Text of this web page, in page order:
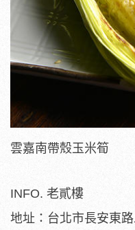
雲嘉南帶殼玉米筍
INFO. 老貳樓
地址：台北市長安